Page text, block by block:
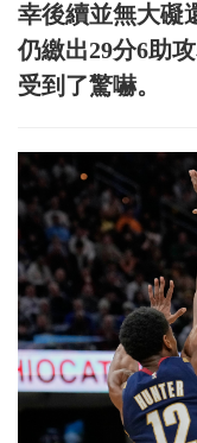
幸後續並無大礙
仍繳出29分6助
受到了驚嚇。